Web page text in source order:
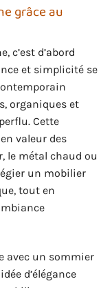
grâce au
c’est d’abord
et simplicité se
organiques et
Cette
valeur des
le métal chaud ou
un mobilier
tout en
avec un sommier
d’élégance